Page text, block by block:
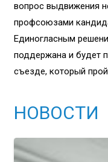
вопрос выдвижения
профсоюзами
Единогласным
поддержана и будет
съезде, который
НОВОСТИ